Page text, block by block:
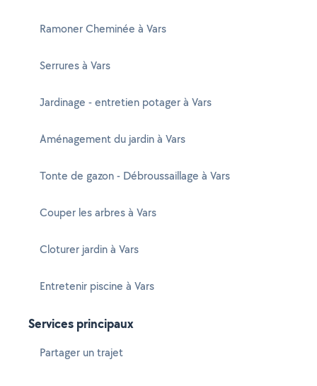
Ramoner Cheminée à Vars
Serrures à Vars
Jardinage - entretien potager à Vars
Aménagement du jardin à Vars
Tonte de gazon - Débroussaillage à Vars
Couper les arbres à Vars
Cloturer jardin à Vars
Entretenir piscine à Vars
Services principaux
Partager un trajet